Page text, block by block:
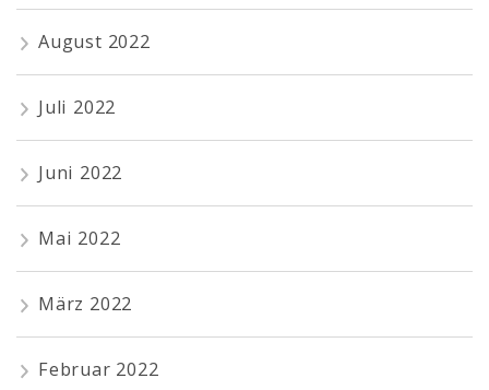
August 2022
Juli 2022
Juni 2022
Mai 2022
März 2022
Februar 2022